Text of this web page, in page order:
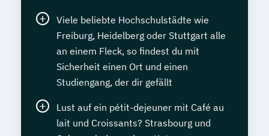
Viele beliebte Hochschulstädte wie
Freiburg, Heidelberg oder Stuttgart alle
an einem Fleck, so findest du mit
Sicherheit einen Ort und einen
Studiengang, der dir gefällt
Lust auf ein pétit-dejeuner mit Café au
lait und Croissants? Strasbourg und